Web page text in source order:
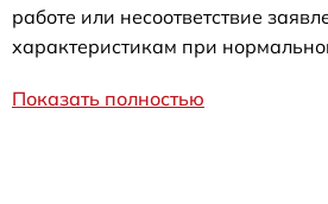
работе или несоответствие
характеристикам при
Показать полностью